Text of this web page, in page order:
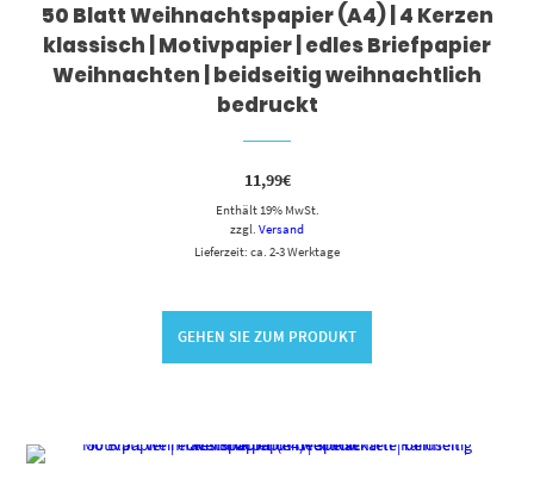
50 Blatt Weihnachtspapier (A4) | 4 Kerzen
klassisch | Motivpapier | edles Briefpapier
Weihnachten | beidseitig weihnachtlich
bedruckt
11,99€
Enthält 19% MwSt.
zzgl. Versand
Lieferzeit: ca. 2-3 Werktage
GEHEN SIE ZUM PRODUKT